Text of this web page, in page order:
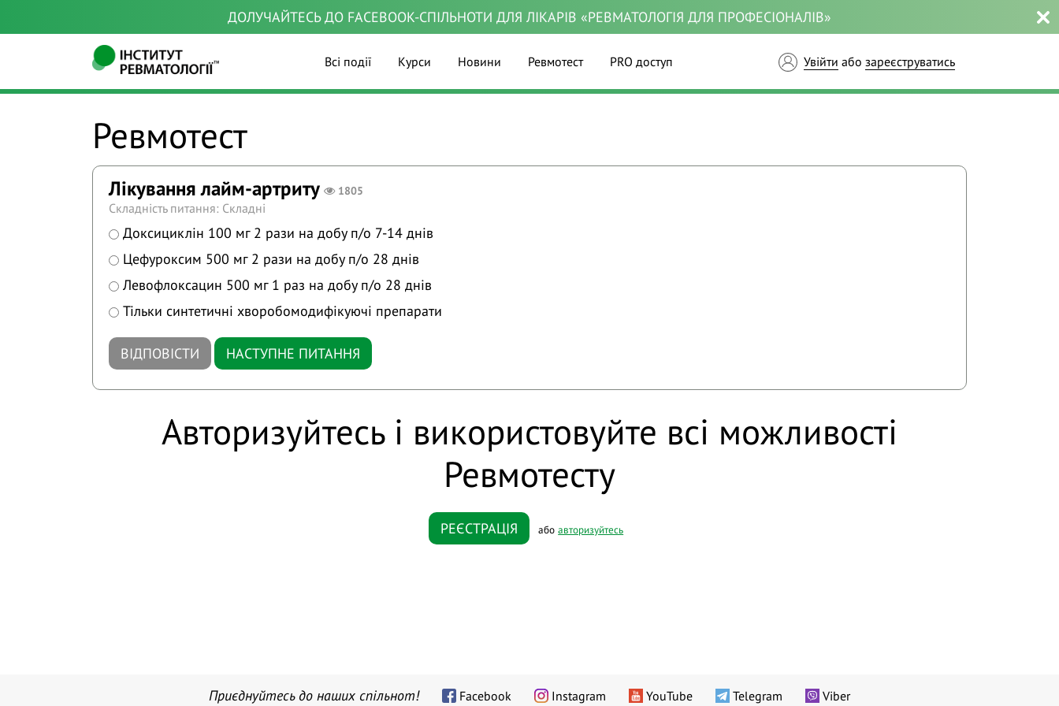
ДОЛУЧАЙТЕСЬ ДО FACEBOOK-СПІЛЬНОТИ ДЛЯ ЛІКАРІВ «РЕВМАТОЛОГІЯ ДЛЯ ПРОФЕСІОНАЛІВ»
Всі події Курси Новини Ревмотест PRO доступ Увійти або зареєструватись
Ревмотест
Лікування лайм-артриту 1805
Складність питання: Складні
Доксициклін 100 мг 2 рази на добу п/о 7-14 днів
Цефуроксим 500 мг 2 рази на добу п/о 28 днів
Левофлоксацин 500 мг 1 раз на добу п/о 28 днів
Тільки синтетичні хворобомодифікуючі препарати
ВІДПОВІСТИ НАСТУПНЕ ПИТАННЯ
Авторизуйтесь і використовуйте всі можливості
Ревмотесту
РЕЄСТРАЦІЯ абоавторизуйтесь
Приєднуйтесь до наших спільнот! Facebook Instagram YouTube Telegram Viber